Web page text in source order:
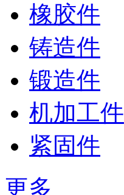
橡胶件
铸造件
锻造件
机加工件
紧固件
更多